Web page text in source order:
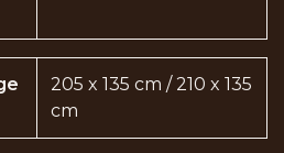
205 x 135 cm / 210 x 135
cm